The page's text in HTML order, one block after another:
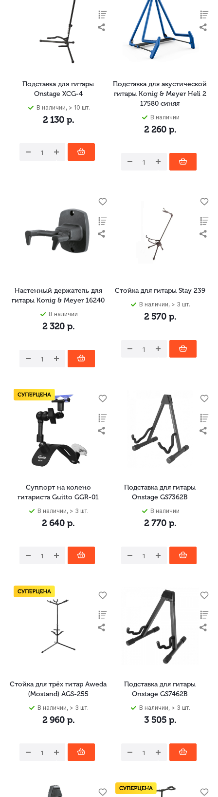
Подставка для гитары
Onstage XCG-4
В наличии, > 10 шт.
2 130р.
Подставка для акустической
гитары Konig & Meyer Heli 2
17580 синяя
В наличии
2 260р.
Настенный держатель для
гитары Konig & Meyer 16240
В наличии
2 320р.
Стойка для гитары Stay 239
В наличии, > 3 шт.
2 570р.
Суппорт на колено
гитариста Guitto GGR-01
В наличии, > 3 шт.
2 640 р.
Подставка для гитары
Onstage GS7362B
В наличии
2 770р.
Стойка для трёх гитар Aweda
(Mostand) AGS-255
В наличии, > 3 шт.
2 960р.
Подставка для гитары
Onstage GS7462B
В наличии, > 3 шт.
3 505р.